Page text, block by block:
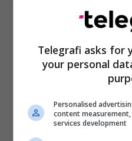
Telegrafi asks for
your personal
Personalised
content
services development